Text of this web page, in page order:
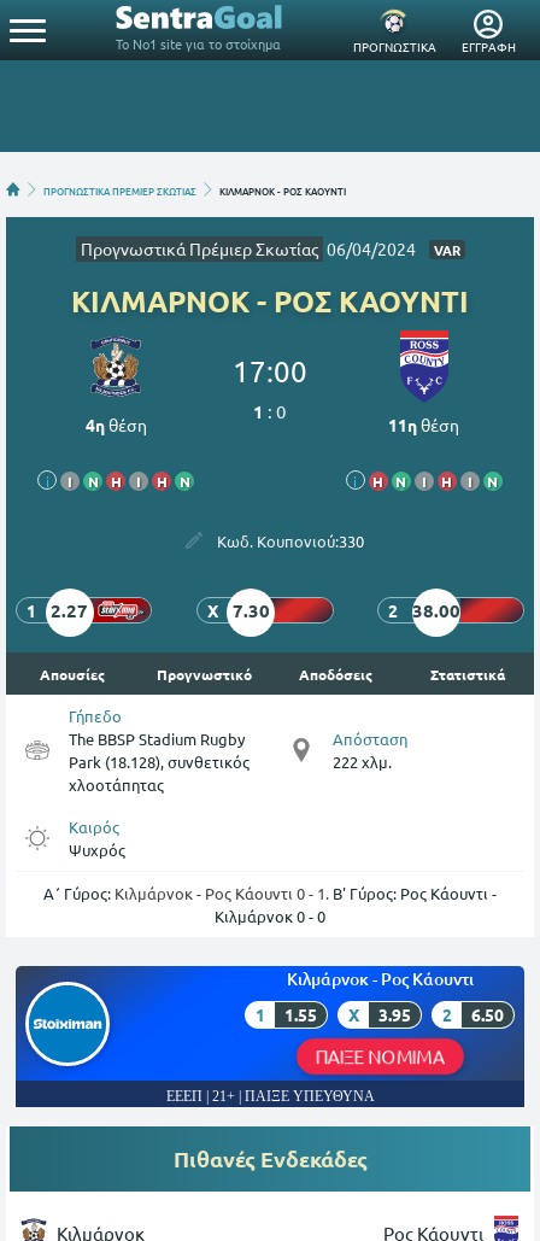
Το Νο1 site για το στοίχημα ΠΡΟΓΝΩΣΤΙΚΑ ΕΓΓΡΑΦΗ
ΠΡΟΓΝΩΣΤΙΚΑ ΠΡΕΜΙΕΡ ΣΚΩΤΙΑΣ ΚΙΛΜΑΡΝΟΚ - ΡΟΣ ΚΑΟΥΝΤΙ
Προγνωστικά Πρέμιερ Σκωτίας 06/04/2024 VAR
ΚΙΛΜΑΡΝΟΚ - ΡΟΣ ΚΑΟΥΝΤΙ
4ηθέση
i Ι Ν Η Ι Η Ν
17:00
1 :0
11ηθέση
i Η Ν Ι Η Ι Ν
Κωδ. Κουπονιού:330
1 2.27 X 7.30 2 38.00
Απουσίες Προγνωστικό Αποδόσεις Στατιστικά
Γήπεδο
The BBSP Stadium Rugby
Park (18.128), συνθετικός
χλοοτάπητας
Απόσταση
222 χλμ.
Καιρός
Ψυχρός
Α΄ Γύρος: Κιλμάρνοκ - Ρος Κάουντι 0 - 1. Β' Γύρος: Ρος Κάουντι -
Κιλμάρνοκ 0 - 0
Κιλμάρνοκ - Ρος Κάουντι
1 1.55 X 3.95 2 6.50
ΠΑΙΞΕ ΝΟΜΙΜΑ
ΕΕΕΠ | 21+ | ΠΑΙΞΕ ΥΠΕΥΘΥΝΑ
Πιθανές Ενδεκάδες
Κιλμάρνοκ Ρος Κάουντι